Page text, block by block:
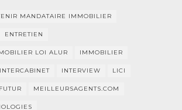
MANDATAIRE IMMOBILIER
ENTRETIEN
LOI ALUR IMMOBILIER
INTERCABINET INTERVIEW LICI
MEILLEURSAGENTS.COM